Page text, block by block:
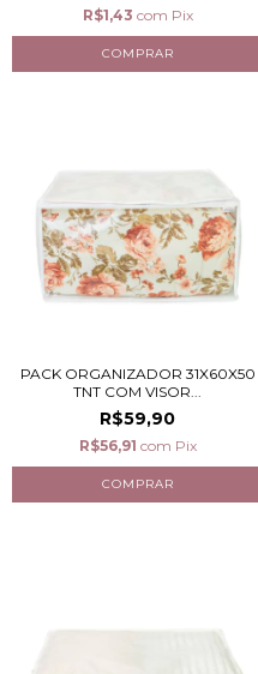
R$1,43 com Pix
PACK ORGANIZADOR 31X60X50
TNT COM VISOR...
R$59,90
R$56,91 com Pix